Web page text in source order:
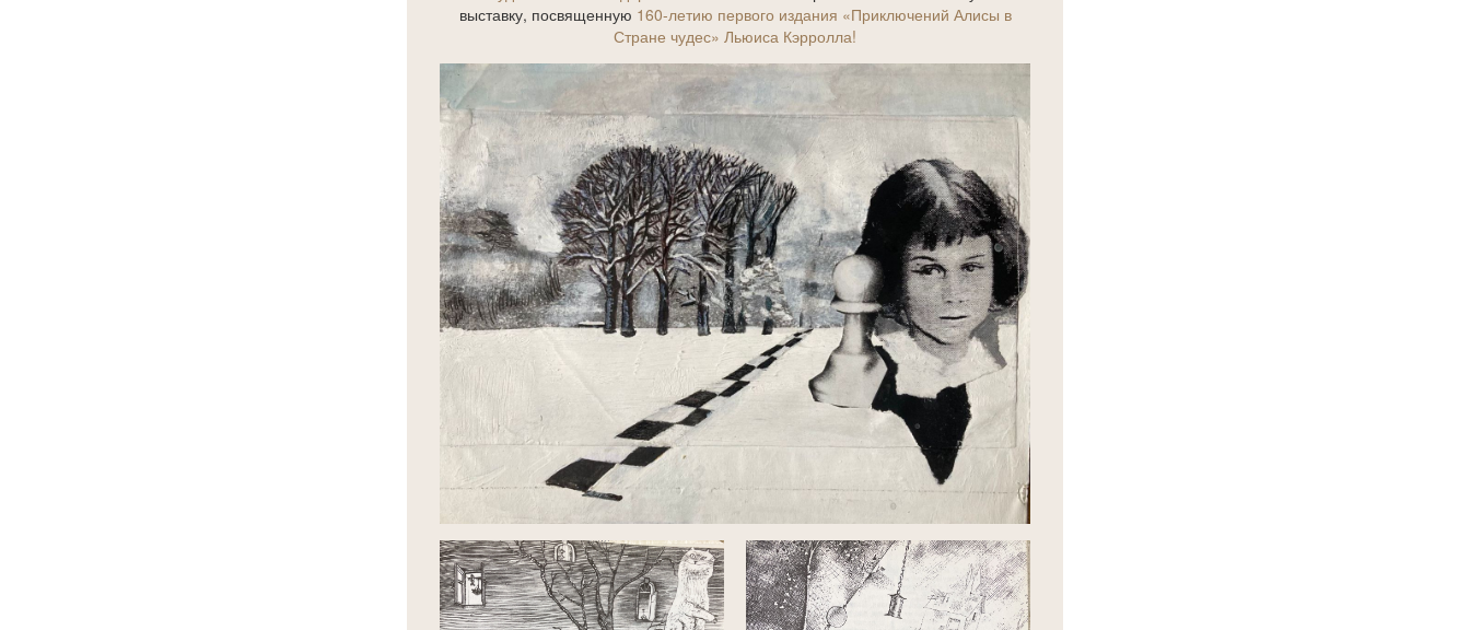
выставку, посвященную 160-летию первого издания «Приключений Алисы в
Стране чудес» Льюиса Кэрролла!